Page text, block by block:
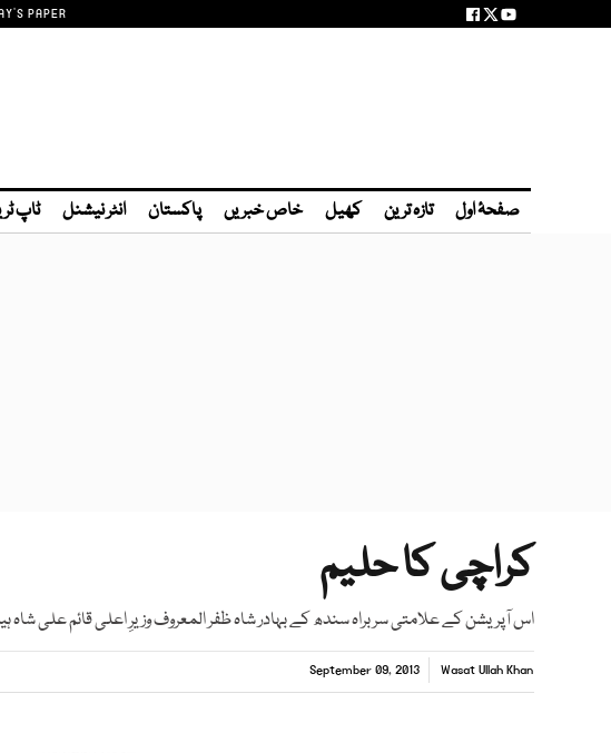
PAPER
صفحۂ اول تازہ ترین کھیل خاص خبریں پاکستان انٹر نیشنل ٹاپ
کراچی کا حلیم
اس آپریشن کے علامتی سربراہ سندھ کے بہادر شاہ ظفر المعروف وزیرِ اعلی قائم علی شاہ
Wasat Ullah Khan
September 09, 2013